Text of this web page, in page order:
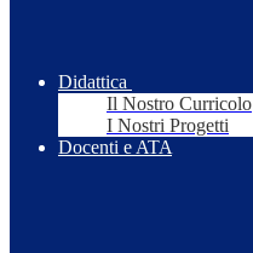
Didattica
Il Nostro Curricolo
I Nostri Progetti
Docenti e ATA